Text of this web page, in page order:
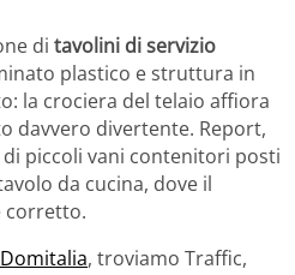
di tavolini di servizio
plastico e struttura in
la crociera del telaio affiora
davvero divertente. Report,
piccoli vani contenitori posti
da cucina, dove il
corretto.
, troviamo Traffic,